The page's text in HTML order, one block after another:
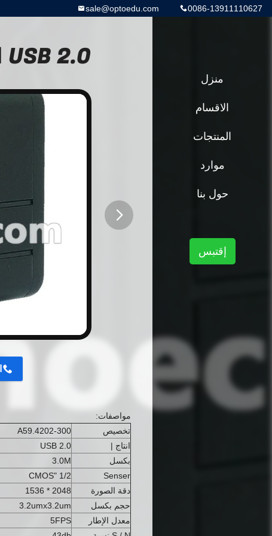
0086-13911110627
sale@optoedu.com
USB 2.0 المجهر الملحقات A59.4202
مواصفات:
تخصيص
A59.4202-300
انتاج |
USB 2.0
بكسل
3.0M
Senser
1/2 "CMOS
دقة الصورة
2048 * 1536
حجم بكسل
3.2umx3.2um
معدل الإطار
5FPS
منزل
الاقسام
المنتجات
موارد
حول بنا
إقتبس